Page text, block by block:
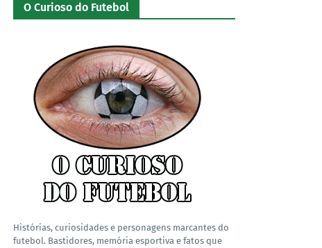
O Curioso do Futebol
Histórias, curiosidades e personagens marcantes do
futebol. Bastidores, memória esportiva e fatos que